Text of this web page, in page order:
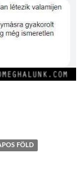
FÖLD